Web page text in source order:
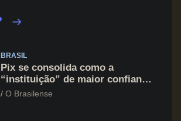
BRASIL
Pix se consolida como a
“instituição” de maior confiança
do brasileiro, supera Igreja e
O Brasilense